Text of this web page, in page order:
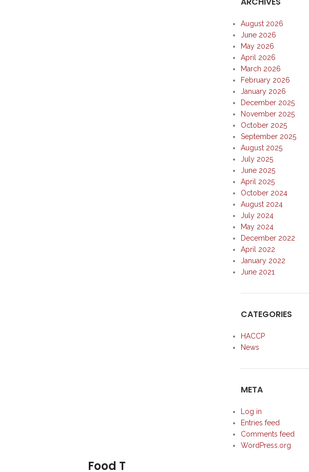
August 2026
June 2026
May 2026
April 2026
March 2026
February 2026
January 2026
December 2025
November 2025
October 2025
September 2025
August 2025
July 2025
June 2025
April 2025
October 2024
August 2024
July 2024
May 2024
December 2022
April 2022
January 2022
June 2021
CATEGORIES
HACCP
News
META
Log in
Entries feed
Comments feed
WordPress.org
Food T